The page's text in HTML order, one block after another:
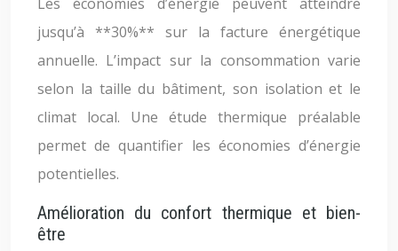
jusqu’à **30%** sur la facture énergétique
annuelle. L’impact sur la consommation varie
selon la taille du bâtiment, son isolation et le
climat local. Une étude thermique préalable
permet de quantifier les économies d’énergie
potentielles.
Amélioration du confort thermique et bien-
être